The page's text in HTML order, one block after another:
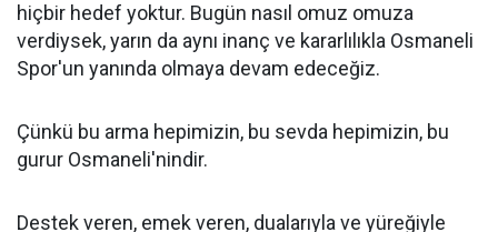
hiçbir hedef yoktur. Bugün nasıl omuz omuza
verdiysek, yarın da aynı inanç ve kararlılıkla Osmaneli
Spor'un yanında olmaya devam edeceğiz.
Çünkü bu arma hepimizin, bu sevda hepimizin, bu
gurur Osmaneli'nindir.
Destek veren, emek veren, dualarıyla ve yüreğiyle